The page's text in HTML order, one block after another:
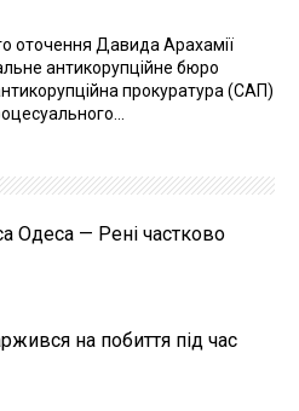
оточення Давида Арахамії
антикорупційне бюро
прокуратура (САП)
Одеса — Рені частково
на побиття під час